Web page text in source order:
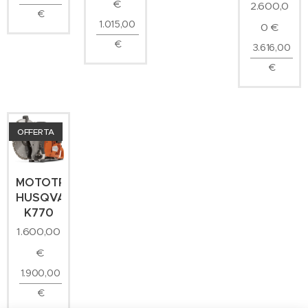
€
€
1.015,00
€
2.600,0
0 €
3.616,00
€
MOTOTRONCATRICE
HUSQVARNA
K770
OFFERTA
1.600,00
€
1.900,00
€